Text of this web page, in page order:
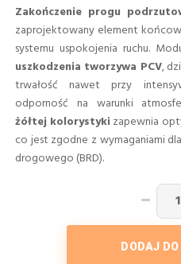
Zakończenie progu
zaprojektowany element
systemu uspokojenia ruchu.
uszkodzenia tworzywa PCV,
trwałość nawet przy
odporność na warunki
żółtej kolorystyki zapewnia
co jest zgodne z wymaganiami
drogowego (BRD).
DODAJ